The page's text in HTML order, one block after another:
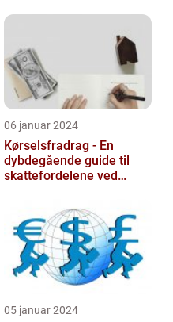
06 januar 2024
Kørselsfradrag - En
dybdegående guide til
skattefordelene ved
05 januar 2024